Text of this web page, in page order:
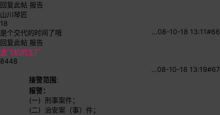
回复此帖 报告
山川琴匠
18
#66
08-10-18 13:11
…
是个交代的时间了哦
回复此帖 报告
造飞机的工厂
8448
#67
08-10-18 13:19
…
接警范围:
报警：
(一) 刑事案件；
(二) 治安案（事）件；